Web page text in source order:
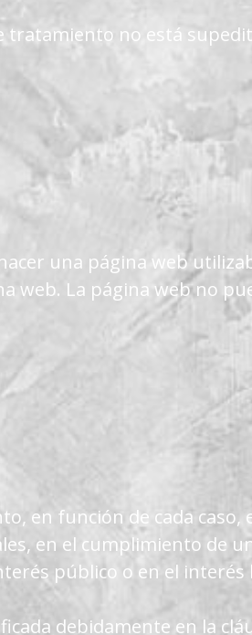
no está
una página web
web. La página web no
en función de cada caso,
en el cumplimiento de
público o en el
debidamente en la